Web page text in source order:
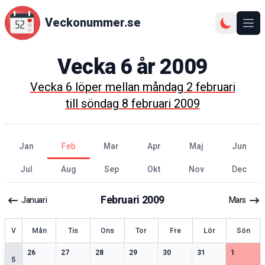
Veckonummer.se
Vecka6år2009
Vecka6löper mellanmåndag 2 februari
tillsöndag 8 februari 2009
jan feb mar apr maj
jun
jul
aug sep okt nov dec
Januari Februari 2009 Mars
Vecka Mån Tis Ons Tor Fre Lör Sön
5
26
2speciella datum
27
2speciella datum
28
3speciella datum
29
1speciella datum
30
2speciella datum
31
2speciella datum
12